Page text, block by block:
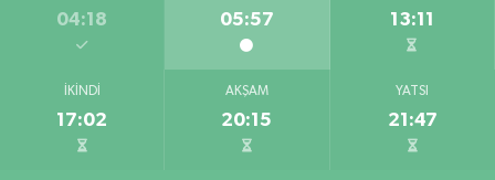
04:18 05:57 13:11
İKINDI
17:02
AKŞAM
20:15
YATSI
21:47